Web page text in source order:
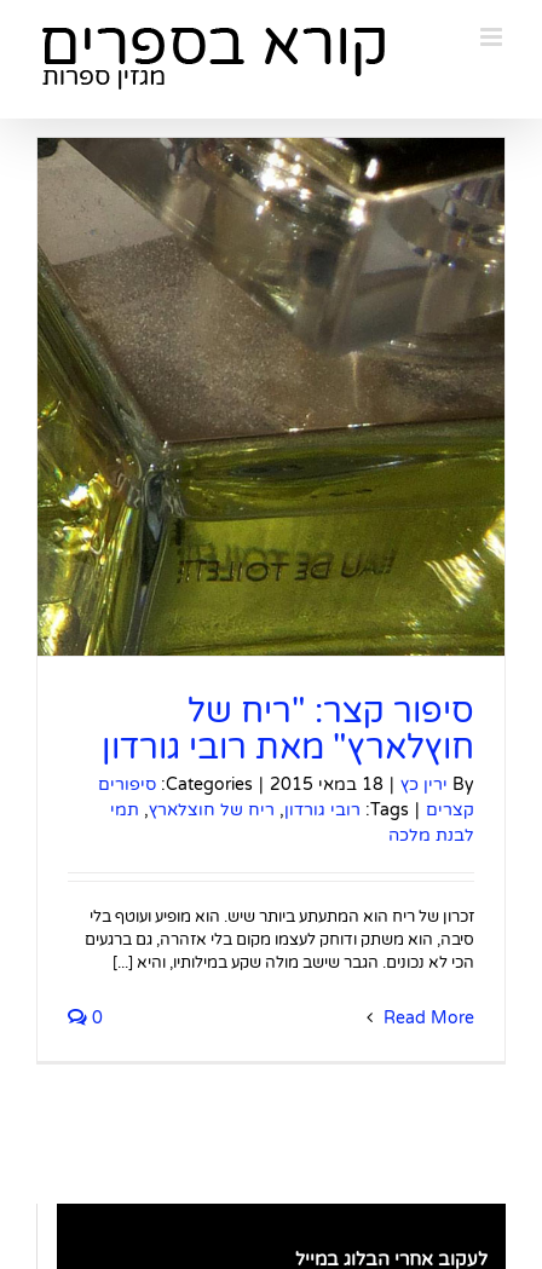
סיפור קצר: "ריח של
חוץלארץ" מאת רובי גורדון
By ירין כץ | 18 במאי 2015 |
Categories: סיפורים
קצרים |
Tags: רובי גורדון, ריח של חוצלארץ, תמי
לבנת מלכה
זכרון של ריח הוא המתעתע ביותר שיש. הוא מופיע ועוטף בלי
סיבה, הוא משתק ודוחק לעצמו מקום בלי אזהרה, גם ברגעים
הכי לא נכונים. הגבר שישב מולה שקע במילותיו, והיא [...]
Read More
0
לעקוב אחרי הבלוג במייל